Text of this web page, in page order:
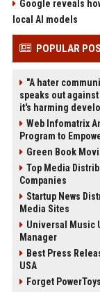
Google reveals
local AI models
POPULAR
"A hater
speaks out
it's harming
Web Infomatrix
Program to
Green Book
Top Media
Companies
Startup News
Media Sites
Universal Music
Manager
Best Press
USA
Forget